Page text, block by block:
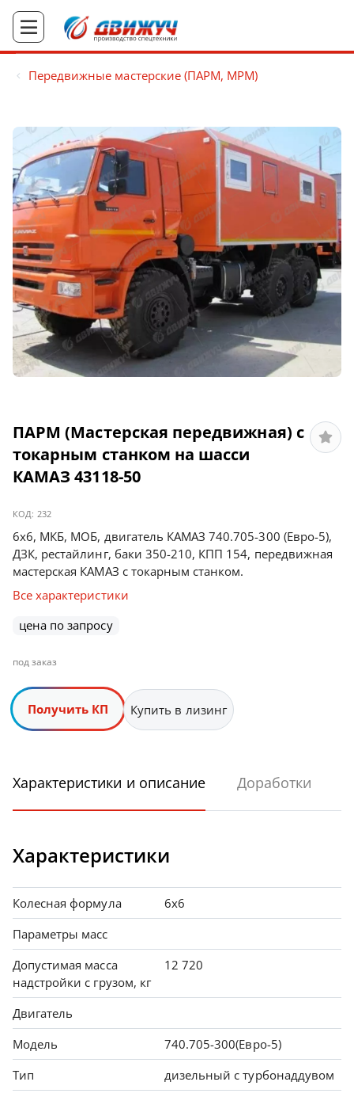
Передвижные мастерские (ПАРМ, МРМ)
ПАРМ (Мастерская передвижная) с
токарным станком на шасси
КАМАЗ 43118-50
КОД: 232
6х6, МКБ, МОБ, двигатель КАМАЗ 740.705-300 (Евро-5),
ДЗК, рестайлинг, баки 350-210, КПП 154, передвижная
мастерская КАМАЗ с токарным станком.
Все характеристики
цена по запросу
под заказ
Получить КП Купить в лизинг
Характеристики и описание Доработки
Характеристики
Колесная формула
6х6
Параметры масс
Допустимая масса
надстройки с грузом, кг
12 720
Двигатель
Модель
740.705-300(Евро-5)
Тип
дизельный с турбонаддувом